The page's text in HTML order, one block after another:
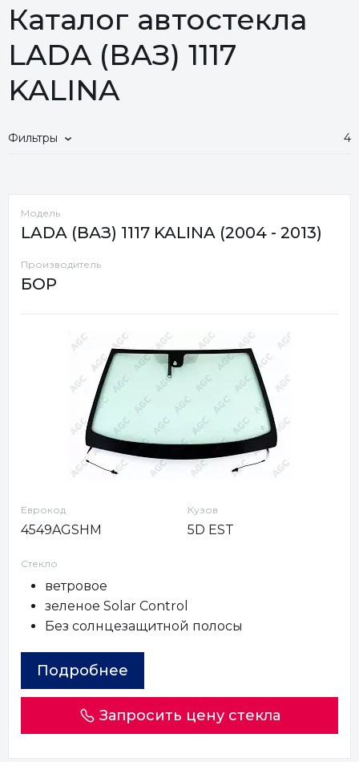
Каталог автостекла
LADA (ВАЗ) 1117
KALINA
Фильтры 4
Модель
LADA (ВАЗ) 1117 KALINA (2004 - 2013)
Производитель
БОР
Еврокод
4549AGSHM
Кузов
5D EST
Стекло
ветровое
зеленое Solar Control
Без солнцезащитной полосы
Подробнее
Запросить цену стекла